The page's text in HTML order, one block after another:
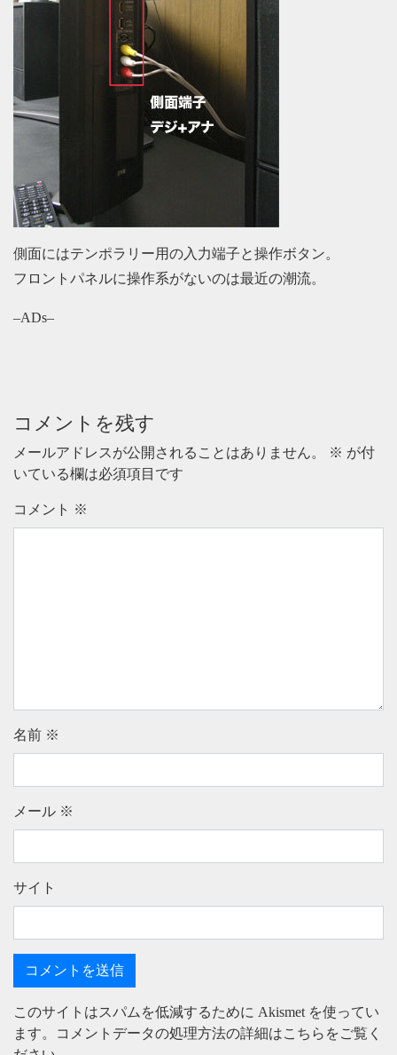
側面にはテンポラリー用の入力端子と操作ボタン。
フロントパネルに操作系がないのは最近の潮流。
–ADs–
コメントを残す
メールアドレスが公開されることはありません。 ※ が付
いている欄は必須項目です
コメント ※
名前 ※
メール ※
サイト
このサイトはスパムを低減するために Akismet を使ってい
ます。
コメントデータの処理方法の詳細はこちらをご覧く